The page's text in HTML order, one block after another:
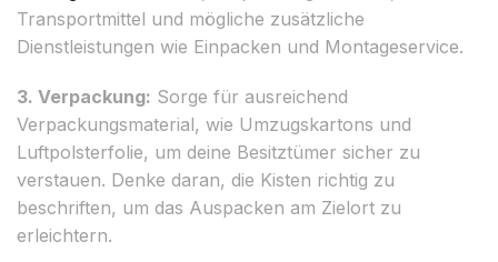
Transportmittel und mögliche zusätzliche
Dienstleistungen wie Einpacken und Montageservice.
3. Verpackung: Sorge für ausreichend
Verpackungsmaterial, wie Umzugskartons und
Luftpolsterfolie, um deine Besitztümer sicher zu
verstauen. Denke daran, die Kisten richtig zu
beschriften, um das Auspacken am Zielort zu
erleichtern.